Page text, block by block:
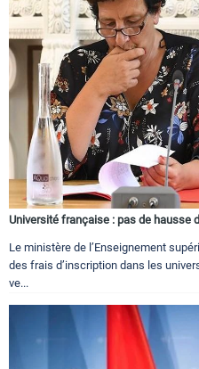
Université française : pas de hausse
Le ministère de l’Enseignement
des frais d’inscription dans les
ve...